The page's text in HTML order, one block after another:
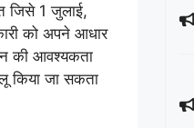
जिसे 1 जुलाई,
को अपने आधार
की आवश्यकता
किया जा सकता